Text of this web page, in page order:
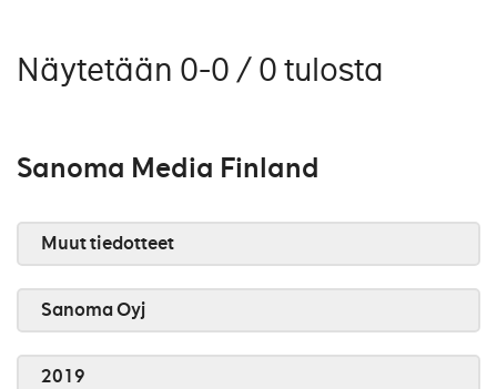
Näytetään 0-0 / 0 tulosta
Sanoma Media Finland
Muut tiedotteet
Sanoma Oyj
2019